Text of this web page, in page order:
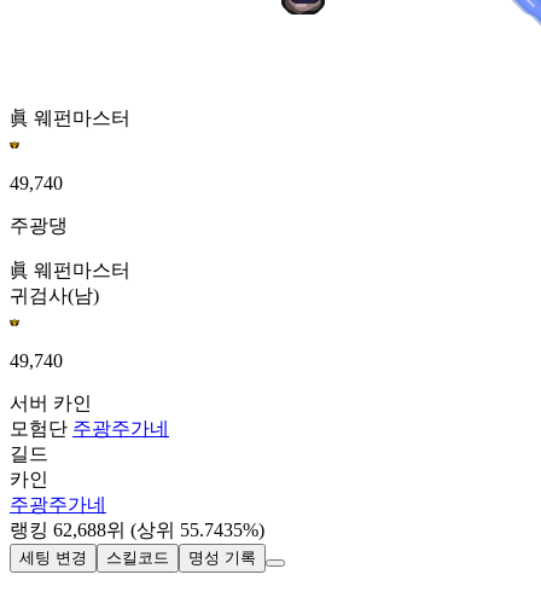
眞 웨펀마스터
49,740
주광댕
眞 웨펀마스터
귀검사(남)
49,740
서버 카인
모험단 주광주가네
길드
카인
주광주가네
랭킹 62,688위 (상위 55.7435%)
세팅 변경 스킬코드 명성 기록